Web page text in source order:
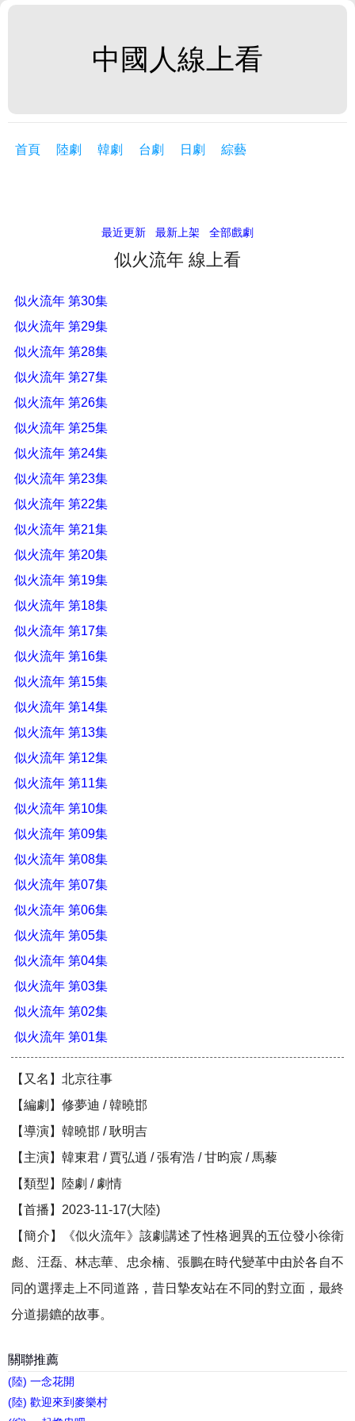
中國人線上看
首頁 陸劇 韓劇 台劇 日劇 綜藝
最近更新 最新上架 全部戲劇
似火流年 線上看
似火流年 第30集
似火流年 第29集
似火流年 第28集
似火流年 第27集
似火流年 第26集
似火流年 第25集
似火流年 第24集
似火流年 第23集
似火流年 第22集
似火流年 第21集
似火流年 第20集
似火流年 第19集
似火流年 第18集
似火流年 第17集
似火流年 第16集
似火流年 第15集
似火流年 第14集
似火流年 第13集
似火流年 第12集
似火流年 第11集
似火流年 第10集
似火流年 第09集
似火流年 第08集
似火流年 第07集
似火流年 第06集
似火流年 第05集
似火流年 第04集
似火流年 第03集
似火流年 第02集
似火流年 第01集
【又名】北京往事
【編劇】修夢迪 / 韓曉邯
【導演】韓曉邯 / 耿明吉
【主演】韓東君 / 賈弘逍 / 張宥浩 / 甘昀宸 / 馬藜
【類型】陸劇 / 劇情
【首播】2023-11-17(大陸)
【簡介】《似火流年》該劇講述了性格迥異的五位發小徐衛
彪、汪磊、林志華、忠余楠、張鵬在時代變革中由於各自不
同的選擇走上不同道路，昔日摯友站在不同的對立面，最終
分道揚鑣的故事。
關聯推薦
(陸) 一念花開
(陸) 歡迎來到麥樂村